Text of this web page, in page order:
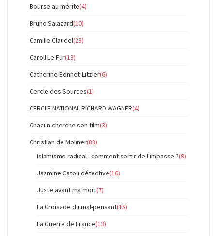
Bourse au mérite(4)
Bruno Salazard(10)
Camille Claudel(23)
Caroll Le Fur(13)
Catherine Bonnet-Litzler(6)
Cercle des Sources(1)
CERCLE NATIONAL RICHARD WAGNER(4)
Chacun cherche son film(3)
Christian de Moliner(88)
Islamisme radical : comment sortir de l'impasse ?(9)
Jasmine Catou détective(16)
Juste avant ma mort(7)
La Croisade du mal-pensant(15)
La Guerre de France(13)